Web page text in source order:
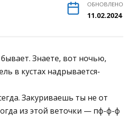
ОБНОВЛЕНО
11.02.2024
Знаете, вот ночью,
в кустах надрывается-
Закуриваешь ты не от
из этой веточки — пф-ф-ф